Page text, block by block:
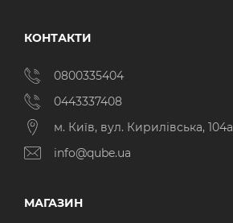
КОНТАКТИ
0800335404
0443337408
м. Київ, вул. Кирилівська, 104а
info@qube.ua
МАГАЗИН